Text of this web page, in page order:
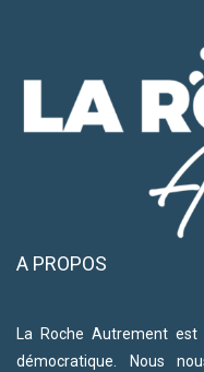
A PROPOS
La Roche Autrement
démocratique. Nous